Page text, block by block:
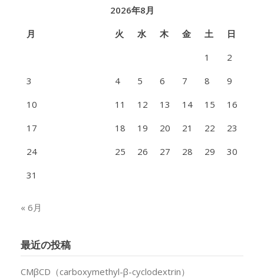
2026年8月
月
火 水 木 金 土
日
1
2
3
4 5 6 7 8
9
10
11 12 13 14 15
16
17
18 19 20 21 22
23
24
25 26 27 28 29
30
31
« 6月
最近の投稿
CMβCD（carboxymethyl-β-cyclodextrin）